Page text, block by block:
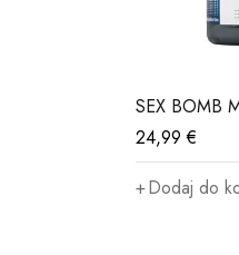
SEX BOMB
24,99€
Dodaj do